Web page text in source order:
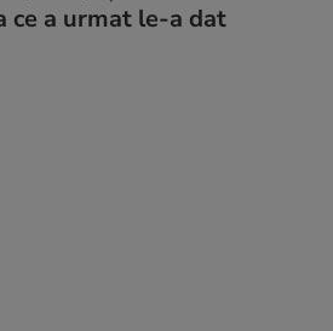
ce a urmat le-a dat